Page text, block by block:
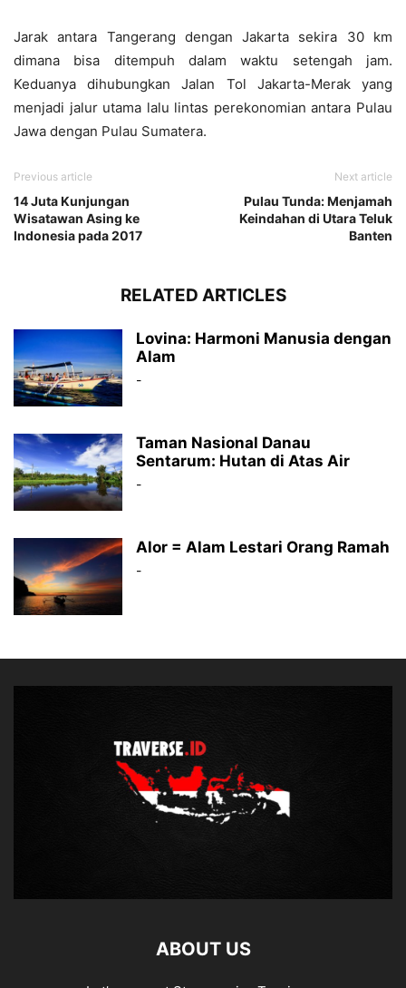
Jarak antara Tangerang dengan Jakarta sekira 30 km
dimana bisa ditempuh dalam waktu setengah jam.
Keduanya dihubungkan Jalan Tol Jakarta-Merak yang
menjadi jalur utama lalu lintas perekonomian antara Pulau
Jawa dengan Pulau Sumatera.
Previous article
14 Juta Kunjungan
Wisatawan Asing ke
Indonesia pada 2017
Next article
Pulau Tunda: Menjamah
Keindahan di Utara Teluk
Banten
RELATED ARTICLES
Lovina: Harmoni Manusia dengan
Alam
-
Taman Nasional Danau
Sentarum: Hutan di Atas Air
-
Alor = Alam Lestari Orang Ramah
-
ABOUT US